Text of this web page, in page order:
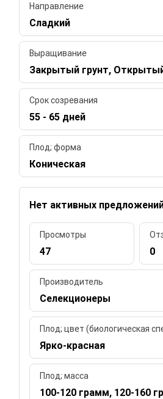
Направление
Сладкий
Выращивание
Закрытый грунт,
Срок созревания
55 - 65 дней
Плод; форма
Коническая
Нет активных
Просмотры
47 0
Производитель
Селекционеры
Плод; цвет (биологическая
Ярко-красная
Плод; масса
100-120 грамм, 120-160